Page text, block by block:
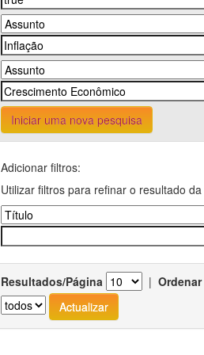
Iniciar uma nova pesquisa
Adicionar filtros:
Utilizar filtros para refinar o resultado
Resultados/Página |